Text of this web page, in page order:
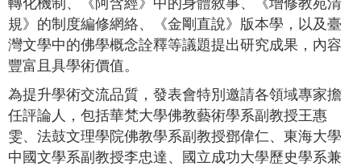
規》的制度編修網絡、《金剛直說》版本學，以及臺
灣文學中的佛學概念詮釋等議題提出研究成果，內容
豐富且具學術價值。
為提升學術交流品質，發表會特別邀請各領域專家擔
任評論人，包括華梵大學佛教藝術學系副教授王惠
雯、法鼓文理學院佛教學系副教授鄧偉仁、東海大學
中國文學系副教授李忠達、國立成功大學歷史學系兼